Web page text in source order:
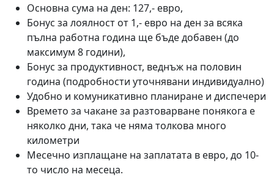
Основна сума на ден: 127,- евро,
Бонус за лоялност от 1,- евро на ден за всяка
пълна работна година ще бъде добавен (до
максимум 8 години),
Бонус за продуктивност, веднъж на половин
година (подробности уточнявани индивидуално)
Удобно и комуникативно планиране и диспечери
Времето за чакане за разтоварване понякога е
няколко дни, така че няма толкова много
километри
Месечно изплащане на заплатата в евро, до 10-
то число на месеца.